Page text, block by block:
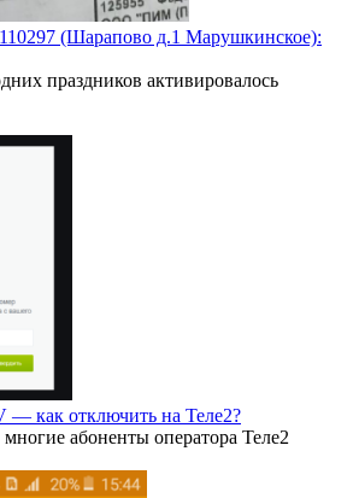
(Шарапово д.1 Марушкинское):
праздников активировалось
— как отключить на Теле2?
абоненты оператора Теле2